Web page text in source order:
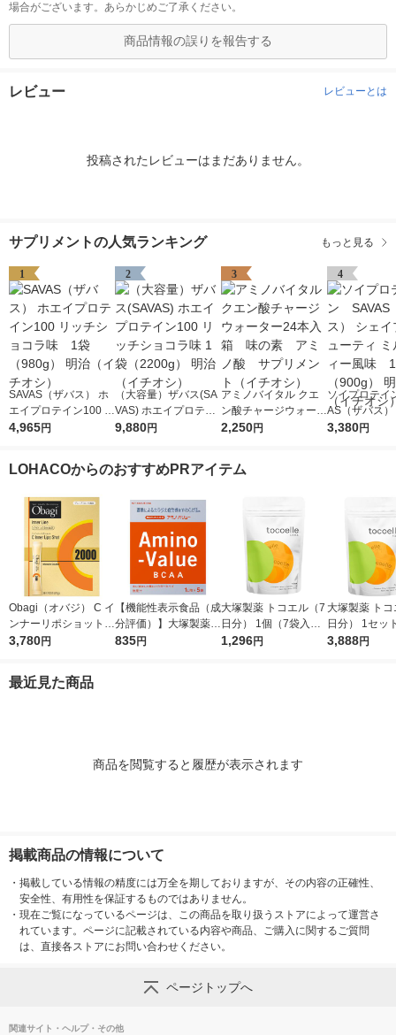
場合がございます。あらかじめご了承ください。
商品情報の誤りを報告する
レビュー レビューとは
投稿されたレビューはまだありません。
サプリメントの人気ランキング もっと見る
1
SAVAS（ザバス） ホ
エイプロテイン100 リ
ッチショコラ味 1袋
4,965円
2
（大容量）ザバス(SA
VAS) ホエイプロテイ
ン100 リッチショコラ
9,880円
3
アミノバイタル クエ
ン酸チャージウォータ
ー24本入箱 味の
2,250円
4
ソイプロテ
AS（ザバス
プ＆ビューテ
3,380円
LOHACOからのおすすめPRアイテム
Obagi（オバジ） C イ
ンナーリポショット 7
0g×28本入 ロート製
3,780円
【機能性表示食品（成
分評価）】大塚製薬
アミノバリュー パウ
835円
大塚製薬 トコエル（7
日分） 1個（7袋入）
サプリメント エクオ
1,296円
大塚製薬 ト
日分） 1セッ
（7袋入）×3
3,888円
最近見た商品
商品を閲覧すると履歴が表示されます
掲載商品の情報について
・ 掲載している情報の精度には万全を期しておりますが、その内容の正確性、
安全性、有用性を保証するものではありません。
・ 現在ご覧になっているページは、この商品を取り扱うストアによって運営さ
れています。ページに記載されている内容や商品、ご購入に関するご質問
は、直接各ストアにお問い合わせください。
ページトップへ
関連サイト・ヘルプ・その他